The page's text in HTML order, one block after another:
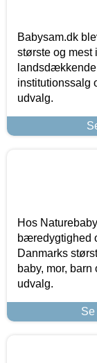
Babysam.dk
største og mest
institutionssalg
udvalg.
Hos
bæredygtighed
Danmarks
baby, mor,
udvalg.